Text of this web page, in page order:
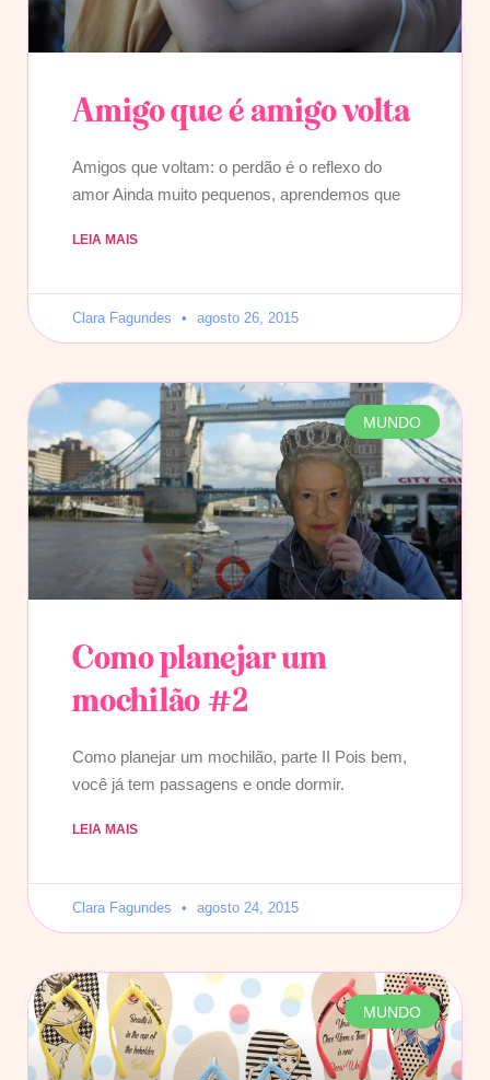
Amigo que é amigo volta
Amigos que voltam: o perdão é o reflexo do
amor Ainda muito pequenos, aprendemos que
LEIA MAIS
Clara Fagundes agosto 26, 2015
MUNDO
Como planejar um
mochilão #2
Como planejar um mochilão, parte II Pois bem,
você já tem passagens e onde dormir.
LEIA MAIS
Clara Fagundes agosto 24, 2015
MUNDO